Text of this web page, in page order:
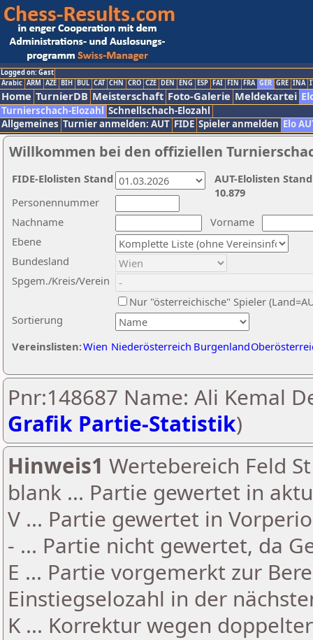
Logged on: Gast
Arabic ARM AZE BIH BUL CAT CHN CRO CZE DEN ENG ESP FAI FIN FRA GER GRE INA
Home TurnierDB Meisterschaft Foto-Galerie Meldekartei
Turnierschach-Elozahl Schnellschach-Elozahl
Allgemeines Turnier anmelden: AUT FIDE Spieler anmelden Elo
Willkommen bei den offiziellen
Nachname
Vorname
Ebene
Sortierung
Personennummer
Bundesland
Spgem./Kreis/Verein
Nur "österreichische" Spieler
Vereinslisten:Wien Niederösterreich Burgenland
AUT-Elolisten
10.879
FIDE-Elolisten Stand
Pnr:148687 Name: Ali Kemal
Grafik Partie-Statistik)
Hinweis1 Wertebereich Feld
blank ... Partie gewertet in
V ... Partie gewertet in
- ... Partie nicht gewertet, da
E ... Partie vorgemerkt zur
Einstiegselozahl in der
K ... Korrektur wegen